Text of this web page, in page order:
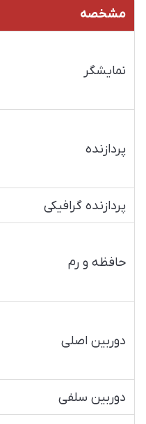
مشخصه
نمایشگر
پردازنده
پردازنده گرافیکی
حافظه و رم
دوربین اصلی
دوربین سلفی